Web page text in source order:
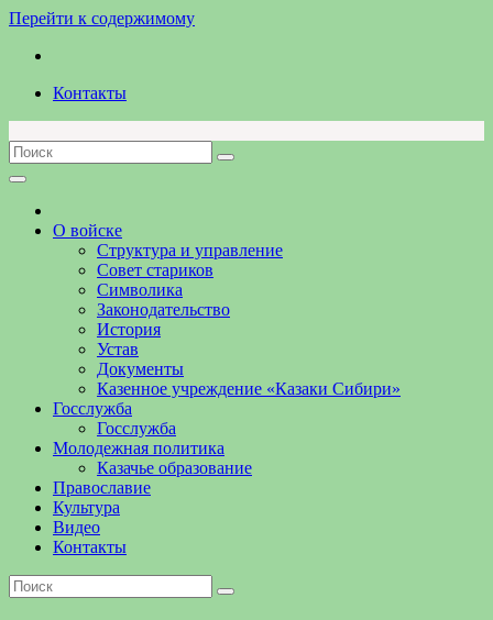
Перейти к содержимому
Контакты
О войске
Структура и управление
Совет стариков
Символика
Законодательство
История
Устав
Документы
Казенное учреждение «Казаки Сибири»
Госслужба
Госслужба
Молодежная политика
Казачье образование
Православие
Культура
Видео
Контакты